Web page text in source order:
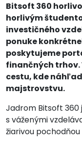
Bitsoft 360
horlivým
investičného
ponuke
poskytujeme
finančných trhov.
cestu, kde
majstrovstvu.
Jadrom Bitsoft 360
s váženými
žiarivou